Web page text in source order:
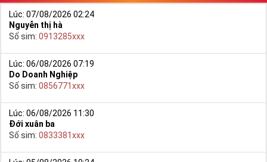
Lúc: 07/08/2026 02:24
Nguyễn thị hà
Số sim: 0913285xxx
Lúc: 06/08/2026 07:19
Do Doanh Nghiệp
Số sim: 0856771xxx
Lúc: 06/08/2026 11:30
Đới xuân ba
Số sim: 0833381xxx